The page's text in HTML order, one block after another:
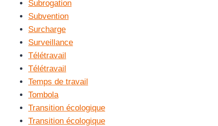
Subrogation
Subvention
Surcharge
Surveillance
Télétravail
Télétravail
Temps de travail
Tombola
Transition écologique
Transition écologique